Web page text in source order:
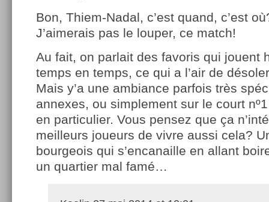
Bon, Thiem-Nadal, c’est quand, c’est
J’aimerais pas le louper, ce match!
Au fait, on parlait des favoris qui jouent
temps en temps, ce qui a l’air de
Mais y’a une ambiance parfois très
annexes, ou simplement sur le court
en particulier. Vous pensez que ça
meilleurs joueurs de vivre aussi cela?
bourgeois qui s’encanaille en allant
un quartier mal famé…